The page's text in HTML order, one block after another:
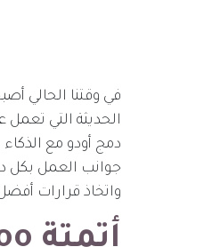
في وقتنا الحالي
دمج أودو مع
جوانب العمل بكل
واتخاذ قرارات